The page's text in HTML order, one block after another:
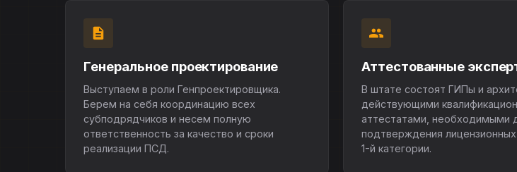
Генеральное проектирование
Выступаем в роли Генпроектировщика.
Берем на себя координацию всех
субподрядчиков и несем полную
ответственность за качество и сроки
реализации ПСД.
Аттестованные
В штате состоят ГИПы и
действующими
аттестатами, необходимыми
подтверждения
1-й категории.